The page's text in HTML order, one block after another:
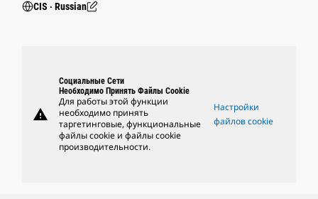
CIS ‧ Russian
warning
Социальные Сети
Необходимо Принять Файлы Cookie
Для работы этой функции
необходимо принять
таргетинговые, функциональные
файлы cookie и файлы cookie
производительности.
Настройки
файлов cookie